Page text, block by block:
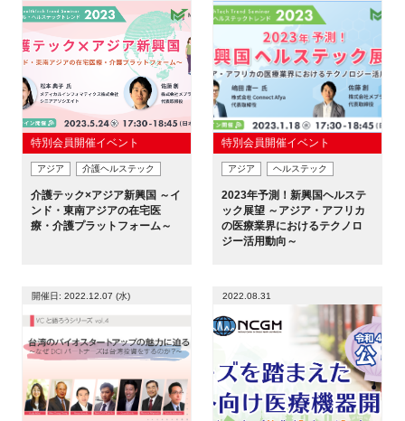
特別会員開催イベント
アジア 介護ヘルステック
介護テック×アジア新興国 ～イ
ンド・東南アジアの在宅医
療・介護プラットフォーム～
特別会員開催イベント
アジア ヘルステック
2023年予測！新興国ヘルステ
ック展望 ～アジア・アフリカ
の医療業界におけるテクノロ
ジー活用動向～
開催日: 2022.12.07 (水) 2022.08.31